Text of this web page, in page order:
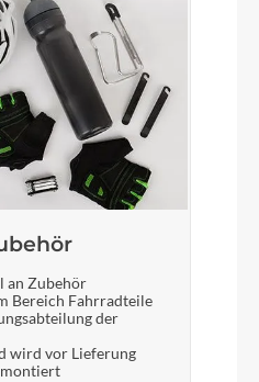
CX (Smart System)
Nm
Kette
EPT e-bike
2C LED
an Zubehör
Bereich Fahrradteile
der
wird vor Lieferung